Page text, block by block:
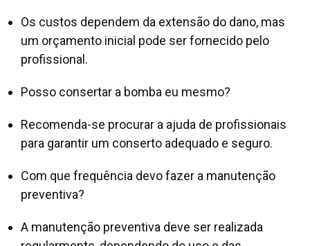
Os custos dependem da extensão do dano, mas
um orçamento inicial pode ser fornecido pelo
profissional.
Posso consertar a bomba eu mesmo?
Recomenda-se procurar a ajuda de profissionais
para garantir um conserto adequado e seguro.
Com que frequência devo fazer a manutenção
preventiva?
A manutenção preventiva deve ser realizada